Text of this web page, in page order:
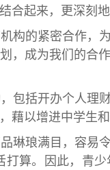
起来，更深刻
构的紧密合作，
，成为我们的合
包括开办个人理
以增进中学生
琳琅满目，容易
算。因此，青